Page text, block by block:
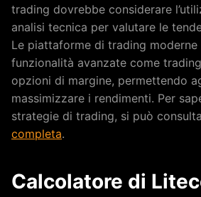
trading dovrebbe considerare
analisi tecnica per valutare le
Le piattaforme di trading
funzionalità avanzate come
opzioni di margine, permettendo
massimizzare i rendimenti. Per
strategie di trading, si può
completa.
Calcolatore di